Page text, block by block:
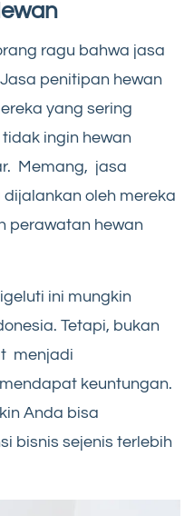
ragu bahwa jasa
penitipan hewan
yang sering
ingin hewan
Memang, jasa
oleh mereka
perawatan hewan
ini mungkin
Tetapi, bukan
menjadi
keuntungan.
Anda bisa
bisnis sejenis terlebih